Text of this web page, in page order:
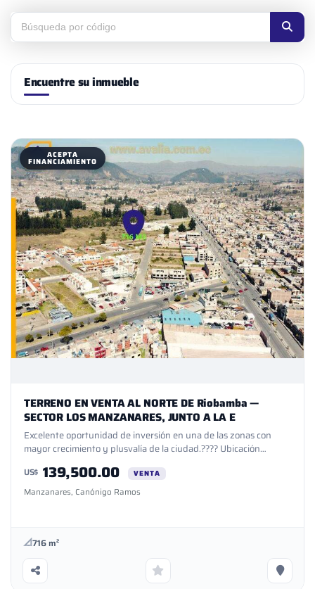
Encuentre su inmueble
TERRENO EN VENTA AL NORTE DE Riobamba —
SECTOR LOS MANZANARES, JUNTO A LA E
Excelente oportunidad de inversión en una de las zonas con
mayor crecimiento y plusvalía de la ciudad.???? Ubicación
del terreno716,77 m²Características destacadasTerreno
completamente planoCerramiento perimetralTodos los servicios
básicos disponibles:Agua potableEnergía
comerciales o inversiónUbicación privilegiadaA pocos minutos
de:ESPOCHCánonigo RamosSubcentro LizarzaburuAv.
Monseñor Leonidas ProañoVías de acceso de primeraTransporte
público permanente✨ Invierte en una zona con excelente
US$ 139,500.00 VENTA
Manzanares, Canónigo Ramos
716 m²
ACEPTA
FINANCIAMIENTO